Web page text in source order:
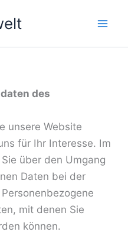
des
unsere Website
für Ihr Interesse. Im
über den Umgang
Daten bei der
mit denen Sie
können.